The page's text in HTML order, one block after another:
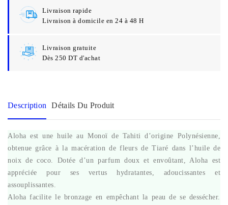
Livraison rapide
Livraison à domicile en 24 à 48 H
Livraison gratuite
Dès 250 DT d'achat
Description Détails Du Produit
Aloha est une huile au Monoï de Tahiti d’origine Polynésienne,
obtenue grâce à la macération de fleurs de Tiaré dans l’huile de
noix de coco. Dotée d’un parfum doux et envoûtant, Aloha est
appréciée pour ses vertus hydratantes, adoucissantes et
assouplissantes.
Aloha facilite le bronzage en empêchant la peau de se dessécher.